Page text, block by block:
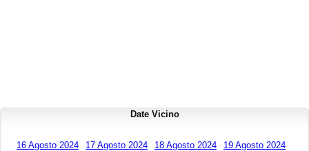
Date Vicino
16 Agosto 2024 17 Agosto 2024 18 Agosto 2024
19 Agosto 2024